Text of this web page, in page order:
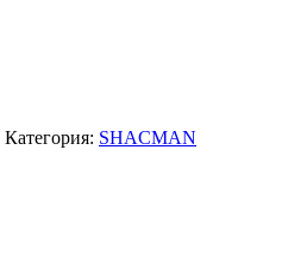
Категория: SHACMAN